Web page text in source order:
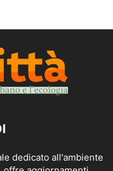
dedicato all'ambiente